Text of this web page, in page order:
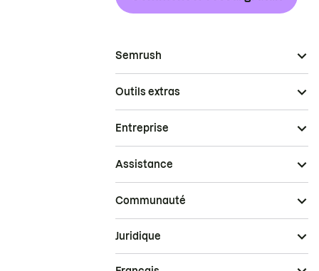
Semrush
Outils extras
Entreprise
Assistance
Communauté
Juridique